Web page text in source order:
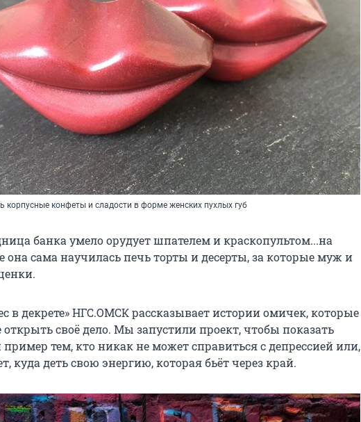
корпусные конфеты и сладости в форме женских пухлых губ
банка умело орудует шпателем и краскопультом...на
она сама научилась печь торты и десерты, за которые муж и
в декрете» НГС.ОМСК рассказывает истории омичек, которые
открыть своё дело. Мы запустили проект, чтобы показать
тем, кто никак не может справиться с депрессией или,
куда деть свою энергию, которая бьёт через край.